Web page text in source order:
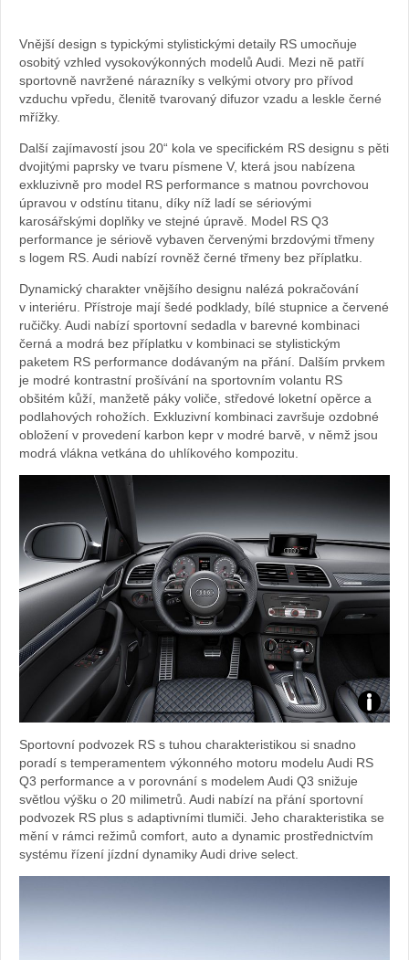
Audi
Vnější design s typickými stylistickými detaily RS umocňuje
osobitý vzhled vysokovýkonných modelů Audi. Mezi ně patří
sportovně navržené nárazníky s velkými otvory pro přívod
vzduchu vpředu, členitě tvarovaný difuzor vzadu a leskle černé
mřížky.
Další zajímavostí jsou 20“ kola ve specifickém RS designu s pěti
dvojitými paprsky ve tvaru písmene V, která jsou nabízena
exkluzivně pro model RS performance s matnou povrchovou
úpravou v odstínu titanu, díky níž ladí se sériovými
karosářskými doplňky ve stejné úpravě. Model RS Q3
performance je sériově vybaven červenými brzdovými třmeny
s logem RS. Audi nabízí rovněž černé třmeny bez příplatku.
Dynamický charakter vnějšího designu nalézá pokračování
v interiéru. Přístroje mají šedé podklady, bílé stupnice a červené
ručičky. Audi nabízí sportovní sedadla v barevné kombinaci
černá a modrá bez příplatku v kombinaci se stylistickým
paketem RS performance dodávaným na přání. Dalším prvkem
je modré kontrastní prošívání na sportovním volantu RS
obšitém kůží, manžetě páky voliče, středové loketní opěrce a
podlahových rohožích. Exkluzivní kombinaci završuje ozdobné
obložení v provedení karbon kepr v modré barvě, v němž jsou
modrá vlákna vetkána do uhlíkového kompozitu.
Zdroj:
Audi
Sportovní podvozek RS s tuhou charakteristikou si snadno
poradí s temperamentem výkonného motoru modelu Audi RS
Q3 performance a v porovnání s modelem Audi Q3 snižuje
světlou výšku o 20 milimetrů. Audi nabízí na přání sportovní
podvozek RS plus s adaptivními tlumiči. Jeho charakteristika se
mění v rámci režimů comfort, auto a dynamic prostřednictvím
systému řízení jízdní dynamiky Audi drive select.